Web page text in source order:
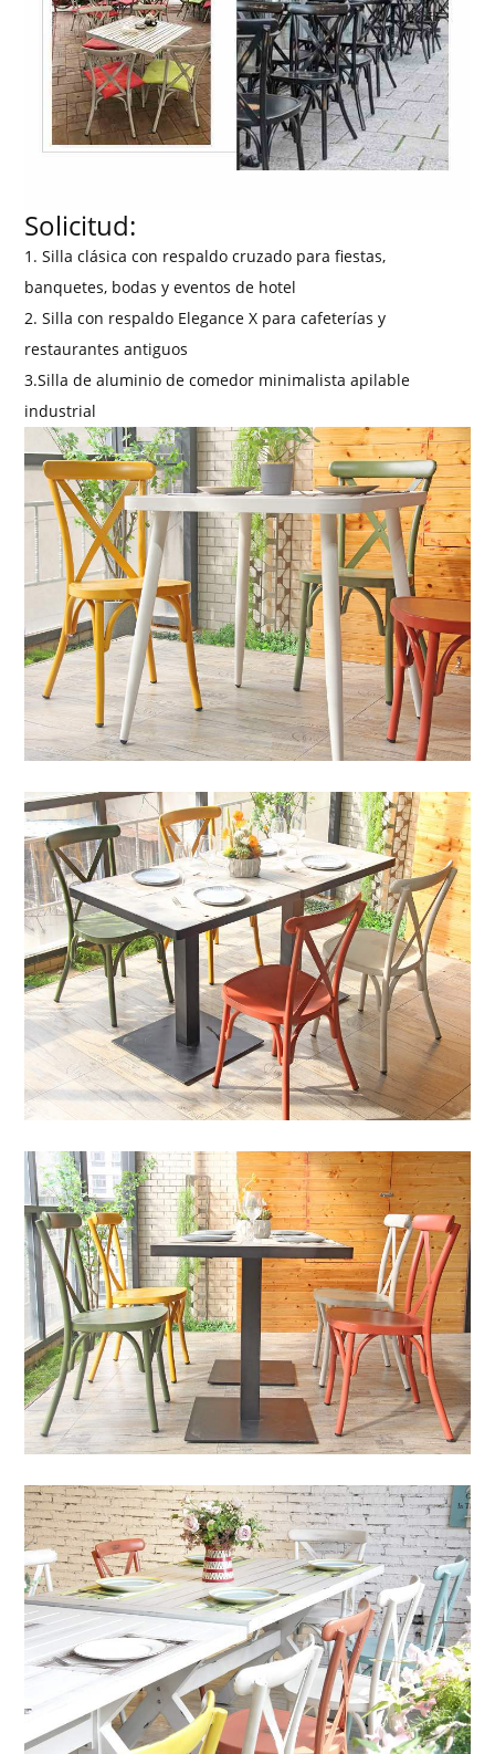
Solicitud:
1. Silla clásica con respaldo cruzado para fiestas,
banquetes, bodas y eventos de hotel
2. Silla con respaldo Elegance X para cafeterías y
restaurantes antiguos
3.Silla de aluminio de comedor minimalista apilable
industrial